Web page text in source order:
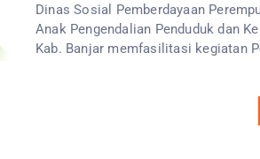
Dinas Sosial Pemberdayaan
Anak Pengendalian Penduduk dan
Kab. Banjar memfasilitasi kegiatan